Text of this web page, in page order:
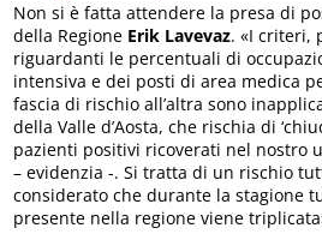
Non si è fatta attendere la presa di
della Regione Erik Lavevaz. «I criteri,
riguardanti le percentuali di
intensiva e dei posti di area medica
fascia di rischio all’altra sono
della Valle d’Aosta, che rischia di
pazienti positivi ricoverati nel nostro
– evidenzia -. Si tratta di un rischio
considerato che durante la stagione
presente nella regione viene